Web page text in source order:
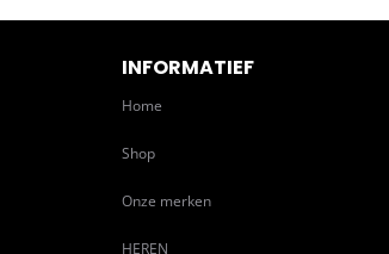
INFORMATIEF
Home
Shop
Onze merken
HEREN